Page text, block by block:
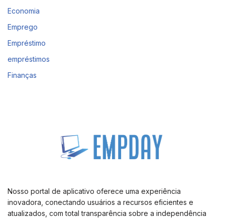
Economia
Emprego
Empréstimo
empréstimos
Finanças
Nosso portal de aplicativo oferece uma experiência
inovadora, conectando usuários a recursos eficientes e
atualizados, com total transparência sobre a independência